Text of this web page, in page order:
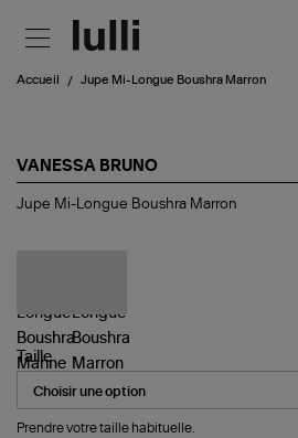
Accueil Jupe Mi-Longue Boushra Marron
VANESSA BRUNO
Jupe
Jupe Mi-Longue Boushra Marron
Taille
Prendre votre taille habituelle.